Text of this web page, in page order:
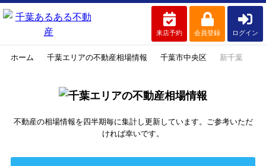
来店予約 会員登録 ログイン
ホーム 千葉エリアの不動産相場情報 千葉市中央区 新千葉
不動産の相場情報を四半期毎に集計し更新しています。ご参考いただ
ければ幸いです。